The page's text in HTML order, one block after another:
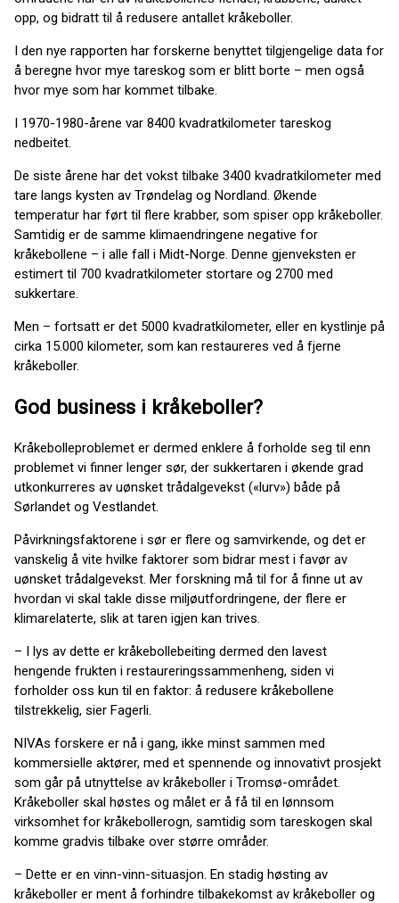
opp, og bidratt til å redusere antallet kråkeboller.
I den nye rapporten har forskerne benyttet tilgjengelige data for
å beregne hvor mye tareskog som er blitt borte – men også
hvor mye som har kommet tilbake.
I 1970-1980-årene var 8400 kvadratkilometer tareskog
nedbeitet.
De siste årene har det vokst tilbake 3400 kvadratkilometer med
tare langs kysten av Trøndelag og Nordland. Økende
temperatur har ført til flere krabber, som spiser opp kråkeboller.
Samtidig er de samme klimaendringene negative for
kråkebollene – i alle fall i Midt-Norge. Denne gjenveksten er
estimert til 700 kvadratkilometer stortare og 2700 med
sukkertare.
Men – fortsatt er det 5000 kvadratkilometer, eller en kystlinje på
cirka 15.000 kilometer, som kan restaureres ved å fjerne
kråkeboller.
God business i kråkeboller?
Kråkebolleproblemet er dermed enklere å forholde seg til enn
problemet vi finner lenger sør, der sukkertaren i økende grad
utkonkurreres av uønsket trådalgevekst («lurv») både på
Sørlandet og Vestlandet.
Påvirkningsfaktorene i sør er flere og samvirkende, og det er
vanskelig å vite hvilke faktorer som bidrar mest i favør av
uønsket trådalgevekst. Mer forskning må til for å finne ut av
hvordan vi skal takle disse miljøutfordringene, der flere er
klimarelaterte, slik at taren igjen kan trives.
– I lys av dette er kråkebollebeiting dermed den lavest
hengende frukten i restaureringssammenheng, siden vi
forholder oss kun til en faktor: å redusere kråkebollene
tilstrekkelig, sier Fagerli.
NIVAs forskere er nå i gang, ikke minst sammen med
kommersielle aktører, med et spennende og innovativt prosjekt
som går på utnyttelse av kråkeboller i Tromsø-området.
Kråkeboller skal høstes og målet er å få til en lønnsom
virksomhet for kråkebollerogn, samtidig som tareskogen skal
komme gradvis tilbake over større områder.
– Dette er en vinn-vinn-situasjon. En stadig høsting av
kråkeboller er ment å forhindre tilbakekomst av kråkeboller og